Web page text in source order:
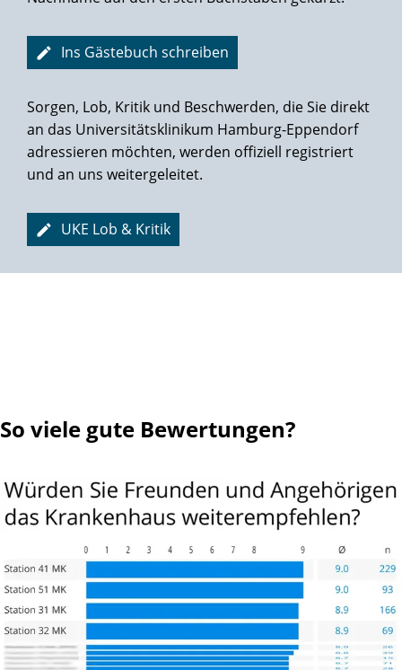
Protatakarzinom erhalten haben und sich auch vielleicht in
einem tiefen Loch befinden, sagen, es gibt nichts besseres
Klaus T.
Ins Gästebuch schreiben
Sorgen, Lob, Kritik und Beschwerden, die Sie direkt
an das Universitätsklinikum Hamburg-Eppendorf
adressieren möchten, werden offiziell registriert
und an uns weitergeleitet.
UKE Lob & Kritik
So viele gute Bewertungen?